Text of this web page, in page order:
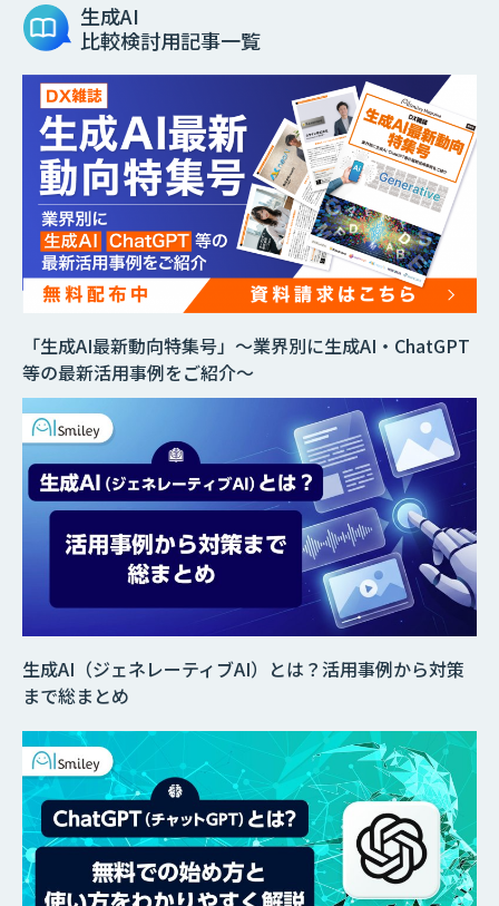
生成AI
比較検討用記事一覧
生成AI（ジェネレーティブAI）とは？活用事例から対策
まで総まとめ
「生成AI最新動向特集号」～業界別に生成AI・ChatGPT
等の最新活用事例をご紹介～